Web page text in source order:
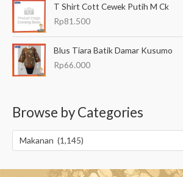
T Shirt Cott Cewek Putih M Ck
Rp81.500
Blus Tiara Batik Damar Kusumo
Rp66.000
Browse by Categories
Makanan (1,145)